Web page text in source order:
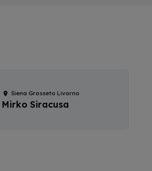
Siena Grosseto Livorno
Mirko Siracusa